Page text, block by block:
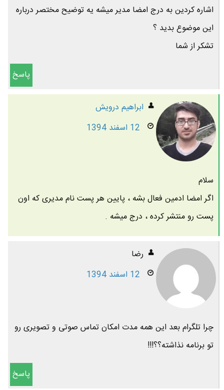
اشاره کردین به درج امضا مدیر میشه یه توضیح مختصر درباره
این موضوع بدید ؟
تشکر از شما
پاسخ
ابراهیم درویش
12 اسفند 1394
سلام
اگر امضا ادمین فعال بشه ، پایین هر پست نام مدیری که اون
پست رو منتشر کرده ، درج میشه .
رضا
12 اسفند 1394
چرا تلگرام بعد این همه مدت امکان تماس صوتی و تصویری رو
تو برنامه نذاشته؟؟!!!
پاسخ